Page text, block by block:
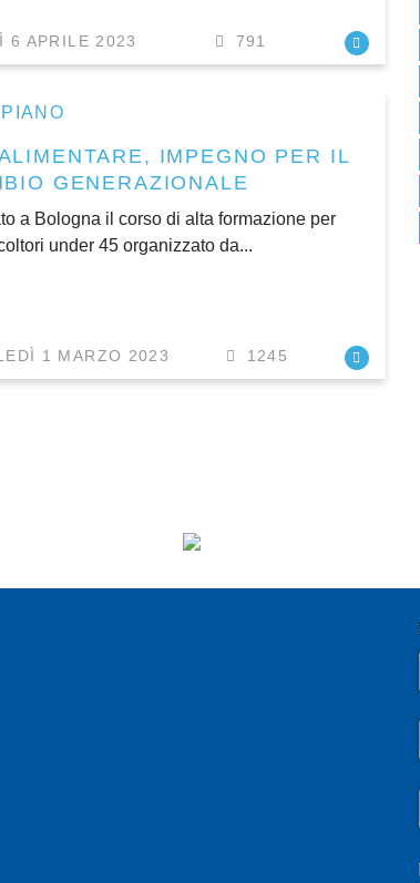
6 APRILE 2023 791
IMPEGNO PER IL
GENERAZIONALE
a Bologna il corso di alta formazione per
under 45 organizzato da...
1 MARZO 2023 1245